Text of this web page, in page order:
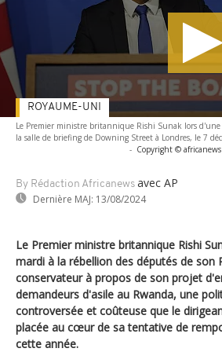
Le Premier ministre britannique Rishi Sunak lors d'une
la salle de briefing de Downing Street à Londres, le 7
- Copyright © africanews
By Rédaction Africanews avec AP
Dernière MAJ: 13/08/2024
ROYAUME-UNI
Le Premier ministre britannique Rishi
mardi à la rébellion des députés de son
conservateur à propos de son projet
demandeurs d'asile au Rwanda, une
controversée et coûteuse que le
placée au cœur de sa tentative de
cette année.